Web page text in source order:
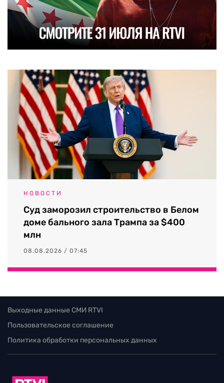
НОВОСТИ
Суд заморозил строительство в Белом
доме бального зала Трампа за $400
млн
08.08.2026 / 07:45
Выходные данные СМИ RTVI
Пользовательское соглашение
Политика обработки персональных данных